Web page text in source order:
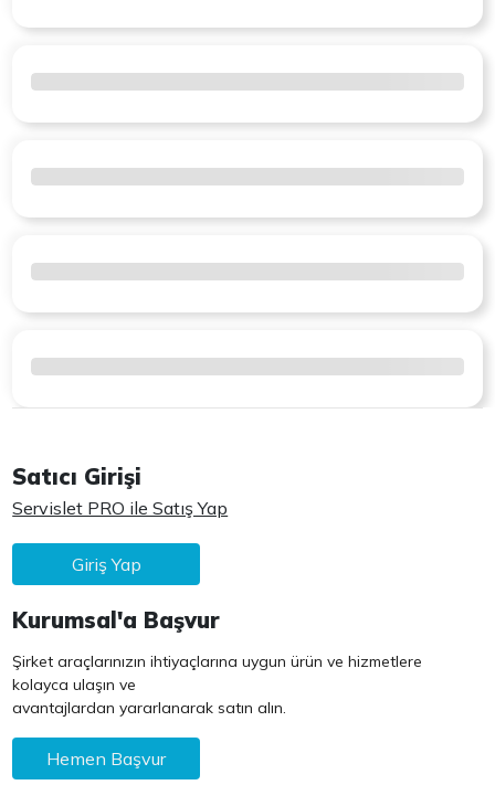
Satıcı Girişi
Servislet PRO ile Satış Yap
Giriş Yap
Kurumsal'a Başvur
Şirket araçlarınızın ihtiyaçlarına uygun ürün ve hizmetlere
kolayca ulaşın ve
avantajlardan yararlanarak satın alın.
Hemen Başvur